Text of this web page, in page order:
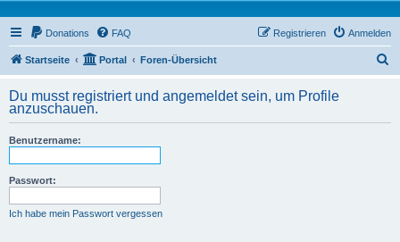
Donations FAQ Anmelden
Registrieren
Startseite Portal Foren-Übersicht
h
Du musst registriert und angemeldet sein, um Profile
anzuschauen.
Benutzername:
Passwort:
Ich habe mein Passwort vergessen